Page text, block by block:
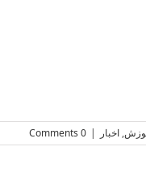
, اخبار |
0 Comments